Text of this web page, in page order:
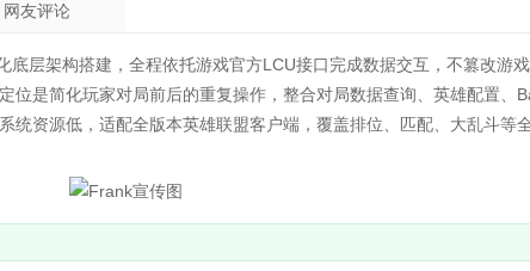
网友评论
底层架构搭建，全程依托游戏官方LCU接口完成数据交互，不篡改游
位是简化玩家对局前后的重复操作，整合对局数据查询、英雄配置、
统资源低，适配全版本英雄联盟客户端，覆盖排位、匹配、大乱斗等